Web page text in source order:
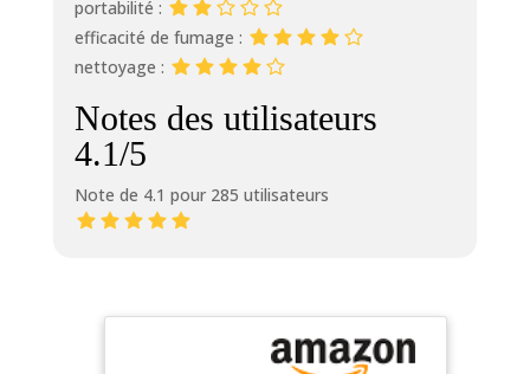
portabilité :
efficacité de fumage :
nettoyage :
Notes des utilisateurs
4.1/5
Note de 4.1 pour 285 utilisateurs